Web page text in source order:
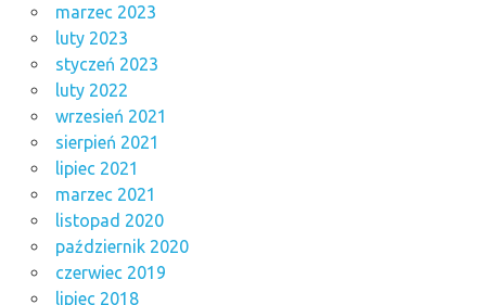
marzec 2023
luty 2023
styczeń 2023
luty 2022
wrzesień 2021
sierpień 2021
lipiec 2021
marzec 2021
listopad 2020
październik 2020
czerwiec 2019
lipiec 2018